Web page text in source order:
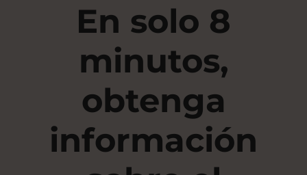
En solo 8
minutos,
obtenga
información